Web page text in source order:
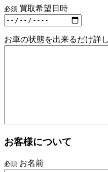
必須 買取希望日時
お車の状態を出来るだけ詳
お客様について
必須 お名前